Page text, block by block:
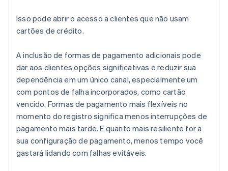
Isso pode abrir o acesso a clientes que não usam
cartões de crédito.
A inclusão de formas de pagamento adicionais pode
dar aos clientes opções significativas e reduzir sua
dependência em um único canal, especialmente um
com pontos de falha incorporados, como cartão
vencido. Formas de pagamento mais flexíveis no
momento do registro significa menos interrupções de
pagamento mais tarde. E quanto mais resiliente for a
sua configuração de pagamento, menos tempo você
gastará lidando com falhas evitáveis.